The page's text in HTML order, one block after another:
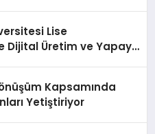
Lise
Dijital Üretim ve Yapay
Kapsamında
Yetiştiriyor